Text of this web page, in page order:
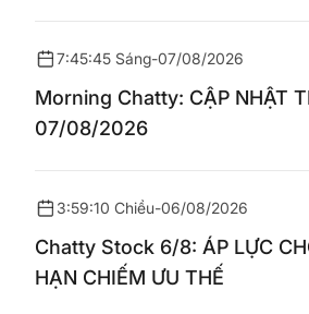
7:45:45 Sáng-07/08/2026
Morning Chatty: CẬP NHẬT
07/08/2026
3:59:10 Chiều-06/08/2026
Chatty Stock 6/8: ÁP LỰC
HẠN CHIẾM ƯU THẾ